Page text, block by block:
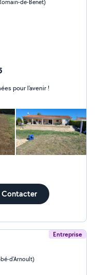
de-Benet)
pour l'avenir !
Contacter
Entreprise
d'Arnoult)